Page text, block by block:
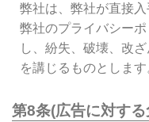
弊社は、弊社が直接
弊社のプライバシー
し、紛失、破壊、改
を講じるものとします
第8条(広告に対す